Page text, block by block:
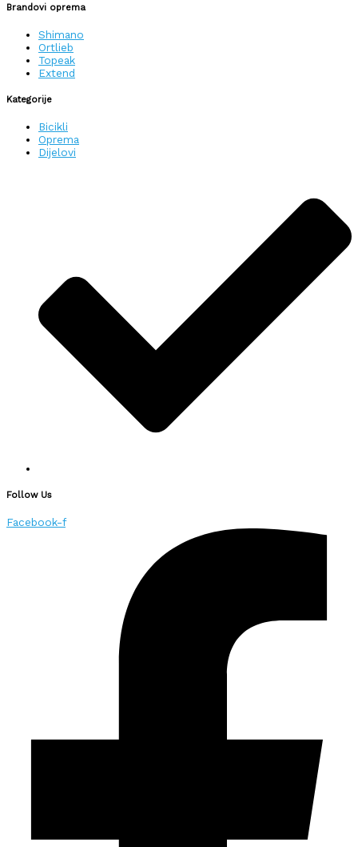
Brandovi oprema
Shimano
Ortlieb
Topeak
Extend
Kategorije
Bicikli
Oprema
Dijelovi
Follow Us
Facebook-f